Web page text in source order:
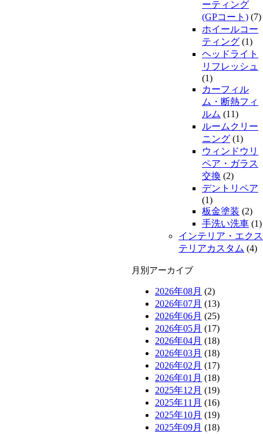
ーティング
(GPコート) (7)
ホイールコー
ティング (1)
ヘッドライト
リフレッシュ
(1)
カーフィル
ム・断熱フィ
ルム (11)
ルームクリー
ニング (1)
ウィンドウリ
ペア・ガラス
交換 (2)
デントリペア
(1)
板金塗装 (2)
手洗い洗車 (1)
インテリア・エクス
テリアカスタム (4)
月別アーカイブ
2026年08月 (2)
2026年07月 (13)
2026年06月 (25)
2026年05月 (17)
2026年04月 (18)
2026年03月 (18)
2026年02月 (17)
2026年01月 (18)
2025年12月 (19)
2025年11月 (16)
2025年10月 (19)
2025年09月 (18)